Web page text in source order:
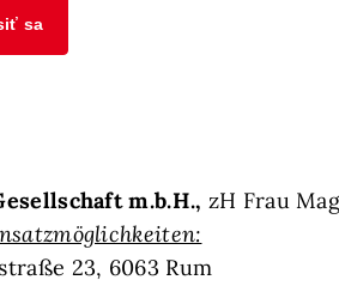
sa
m.b.H., zH Frau
23, 6063 Rum